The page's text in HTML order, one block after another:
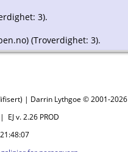
3).
(Troverdighet: 3).
| Darrin Lythgoe © 2001-2026
v. 2.26 PROD